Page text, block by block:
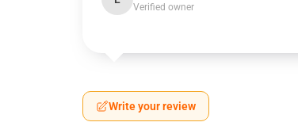
Verified owner
Write your review